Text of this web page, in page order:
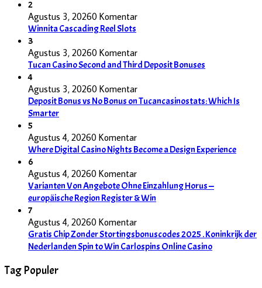
2
Agustus 3, 20260 Komentar
Winnita Cascading Reel Slots
3
Agustus 3, 20260 Komentar
Tucan Casino Second and Third Deposit Bonuses
4
Agustus 3, 20260 Komentar
Deposit Bonus vs No Bonus on Tucancasinostats: Which Is
Smarter
5
Agustus 4, 20260 Komentar
Where Digital Casino Nights Become a Design Experience
6
Agustus 4, 20260 Komentar
Varianten Von Angebote Ohne Einzahlung Horus —
europäische Region Register & Win
7
Agustus 4, 20260 Komentar
Gratis Chip Zonder Stortingsbonuscodes 2025 . Koninkrijk der
Nederlanden Spin to Win Carlospins Online Casino
Tag Populer